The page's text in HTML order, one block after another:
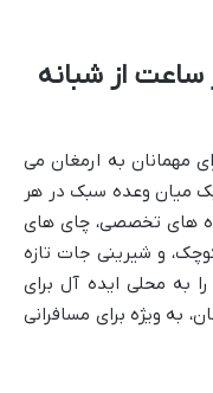
ساعت از شبانه
نظیری را برای مهمانان به ارمغان می
یک میان وعده سبک در هر
های تخصصی، چای های
و شیرینی جات تازه
به محلی ایده آل برای
به ویژه برای مسافرانی